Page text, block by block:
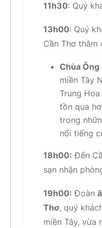
11h30: Quý
13h00: Quý
Cần Thơ thăm
Chùa Ông
miền Tây
Trung
tồn qua
trong
nổi tiếng
18h00: Đến
sạn nhận
19h00: Đoàn
Thơ, quý
miền Tây, vừa